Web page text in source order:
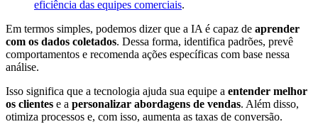
eficiência das equipes comerciais.
Em termos simples, podemos dizer que a IA é capaz de aprender
com os dados coletados. Dessa forma, identifica padrões, prevê
comportamentos e recomenda ações específicas com base nessa
análise.
Isso significa que a tecnologia ajuda sua equipe a entender melhor
os clientes e a personalizar abordagens de vendas. Além disso,
otimiza processos e, com isso, aumenta as taxas de conversão.